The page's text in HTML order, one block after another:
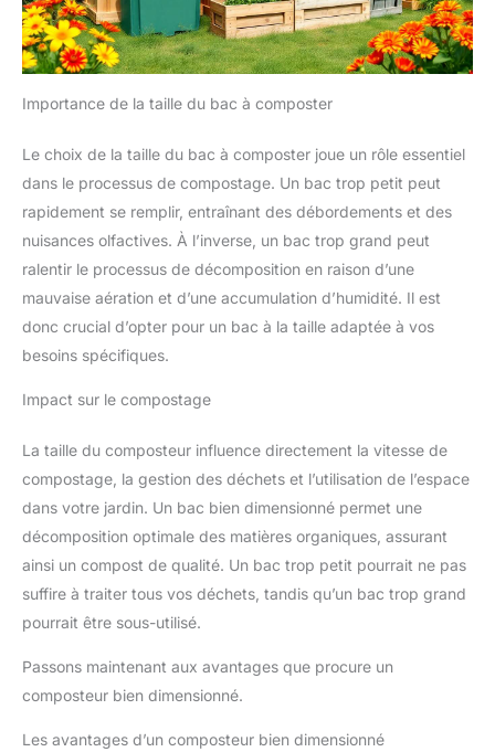
Importance de la taille du bac à composter
Le choix de la taille du bac à composter joue un rôle essentiel
dans le processus de compostage. Un bac trop petit peut
rapidement se remplir, entraînant des débordements et des
nuisances olfactives. À l’inverse, un bac trop grand peut
ralentir le processus de décomposition en raison d’une
mauvaise aération et d’une accumulation d’humidité. Il est
donc crucial d’opter pour un bac à la taille adaptée à vos
besoins spécifiques.
Impact sur le compostage
La taille du composteur influence directement la vitesse de
compostage, la gestion des déchets et l’utilisation de l’espace
dans votre jardin. Un bac bien dimensionné permet une
décomposition optimale des matières organiques, assurant
ainsi un compost de qualité. Un bac trop petit pourrait ne pas
suffire à traiter tous vos déchets, tandis qu’un bac trop grand
pourrait être sous-utilisé.
Passons maintenant aux avantages que procure un
composteur bien dimensionné.
Les avantages d’un composteur bien dimensionné